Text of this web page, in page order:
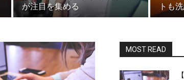
が注目を集める
トも
MOST READ